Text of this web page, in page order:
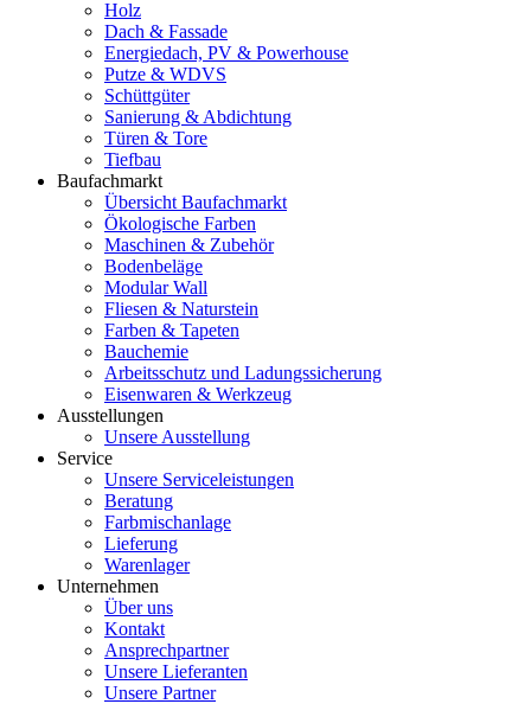
Holz
Dach & Fassade
Energiedach, PV & Powerhouse
Putze & WDVS
Schüttgüter
Sanierung & Abdichtung
Türen & Tore
Tiefbau
Baufachmarkt
Übersicht Baufachmarkt
Ökologische Farben
Maschinen & Zubehör
Bodenbeläge
Modular Wall
Fliesen & Naturstein
Farben & Tapeten
Bauchemie
Arbeitsschutz und Ladungssicherung
Eisenwaren & Werkzeug
Ausstellungen
Unsere Ausstellung
Service
Unsere Serviceleistungen
Beratung
Farbmischanlage
Lieferung
Warenlager
Unternehmen
Über uns
Kontakt
Ansprechpartner
Unsere Lieferanten
Unsere Partner